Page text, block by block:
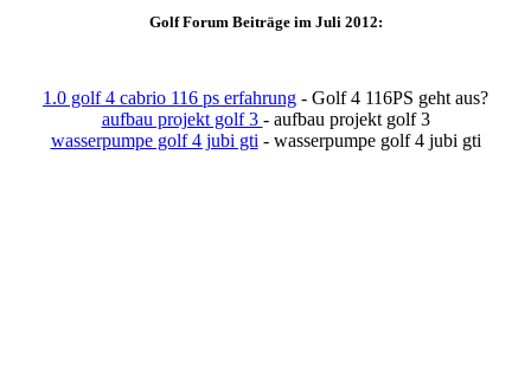
Golf Forum Beiträge im Juli 2012:
1.0 golf 4 cabrio 116 ps erfahrung - Golf 4 116PS geht aus?
aufbau projekt golf 3 - aufbau projekt golf 3
wasserpumpe golf 4 jubi gti - wasserpumpe golf 4 jubi gti